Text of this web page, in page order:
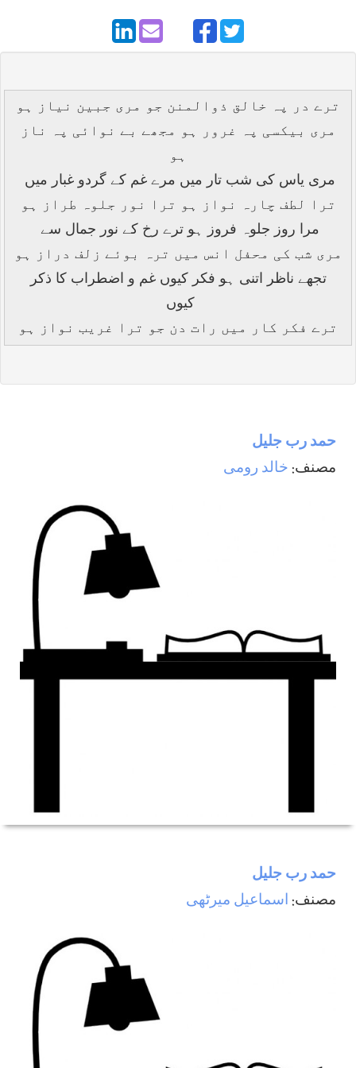
ترے در پہ خالق ذوالمنن جو مری جبین نیاز ہو
مری بیکسی پہ غرور ہو مجھے بے نوائی پہ ناز
ہو
مری یاس کی شب تار میں مرے غم کے گردو غبار میں
ترا لطف چارہ نواز ہو ترا نور جلوہ طراز ہو
مرا روز جلوہ فروز ہو ترے رخ کے نور جمال سے
مری شب کی محفل انس میں ترہ بوئے زلف دراز ہو
تجھے ناظر اتنی ہو فکر کیوں غم و اضطراب کا ذکر
کیوں
ترے فکر کار میں رات دن جو ترا غریب نواز ہو
حمد رب جليل
مصنف: خالد رومی
حمد رب جليل
مصنف: اسماعيل ميرٹھی